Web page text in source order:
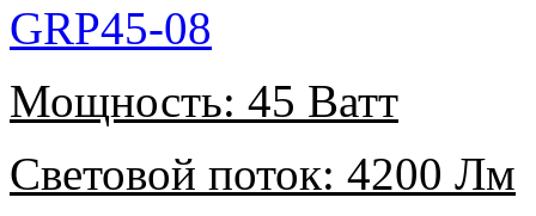
GRP45-08
Мощность: 45 Ватт
Световой поток: 4200 Лм